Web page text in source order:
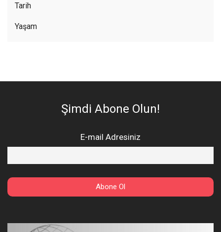
Tarih
Yaşam
Şimdi Abone Olun!
E-mail Adresiniz